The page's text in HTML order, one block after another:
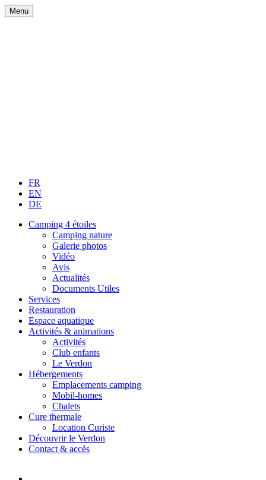
Menu
FR
EN
DE
Camping 4 étoiles
Camping nature
Galerie photos
Vidéo
Avis
Actualités
Documents Utiles
Services
Restauration
Espace aquatique
Activités & animations
Activités
Club enfants
Le Verdon
Hébergements
Emplacements camping
Mobil-homes
Chalets
Cure thermale
Location Curiste
Découvrir le Verdon
Contact & accès